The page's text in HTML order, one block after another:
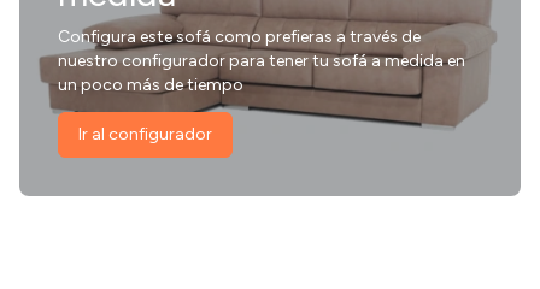
Configura este sofá como prefieras a través de
nuestro configurador para tener tu sofá a medida en
un poco más de tiempo
Ir al configurador